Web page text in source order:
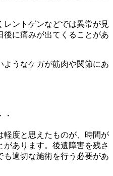
レントゲンなどでは異常が見
後に痛みが出てくることがあ
ようなケガが筋肉や関節にあ
軽度と思えたものが、時間が
あります。後遺障害を残さ
も適切な施術を行う必要があ